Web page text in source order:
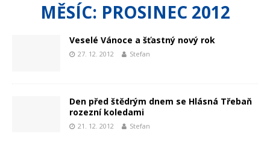
MĚSÍC: PROSINEC 2012
Veselé Vánoce a šťastný nový rok
27. 12. 2012 Stefan
Den před štědrým dnem se Hlásná Třebaň
rozezní koledami
21. 12. 2012 Stefan